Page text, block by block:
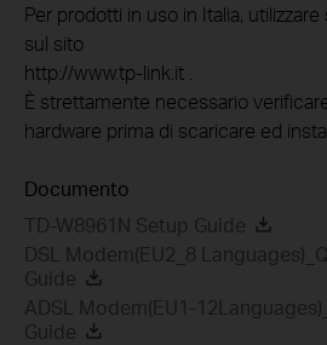
Per prodotti in uso in Italia,
sul sito
http://www.tp-link.it .
È strettamente necessario
hardware prima di scaricare ed
Documento
TD-W8961N Setup Guide
DSL Modem(EU2_8
Guide
ADSL Modem(EU1-
Guide